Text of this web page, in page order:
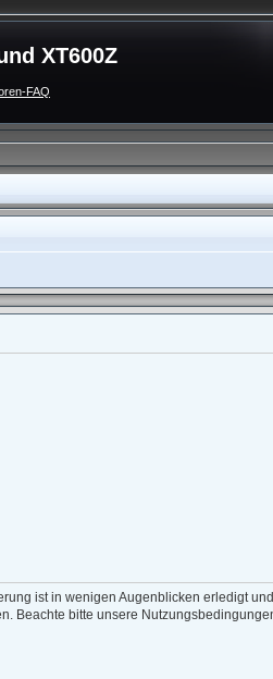
XT600Z
FAQ
ist in wenigen Augenblicken erledigt
Beachte bitte unsere